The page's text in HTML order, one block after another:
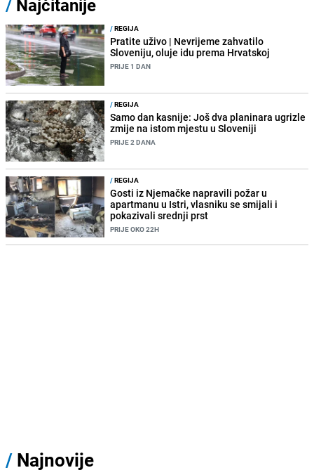
/ Najčitanije
/REGIJA
Pratite uživo | Nevrijeme zahvatilo
Sloveniju, oluje idu prema Hrvatskoj
PRIJE 1 DAN
/REGIJA
Samo dan kasnije: Još dva planinara ugrizle
zmije na istom mjestu u Sloveniji
PRIJE 2 DANA
/REGIJA
Gosti iz Njemačke napravili požar u
apartmanu u Istri, vlasniku se smijali i
pokazivali srednji prst
PRIJE OKO 22H
/ Najnovije